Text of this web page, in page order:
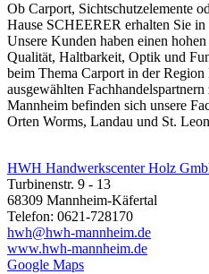
Ob Carport, Sichtschutzelemente
Hause SCHEERER erhalten Sie
Unsere Kunden haben einen
Qualität, Haltbarkeit, Optik und
beim Thema Carportin der Region
ausgewählten
Mannheim befinden sich unsere
Orten Worms, Landau und St.
HWH Handwerkscenter Holz
Turbinenstr. 9 - 13
68309 Mannheim-Käfertal
Telefon: 0621-728170
hwh@hwh-mannheim.de
www.hwh-mannheim.de
Google Maps